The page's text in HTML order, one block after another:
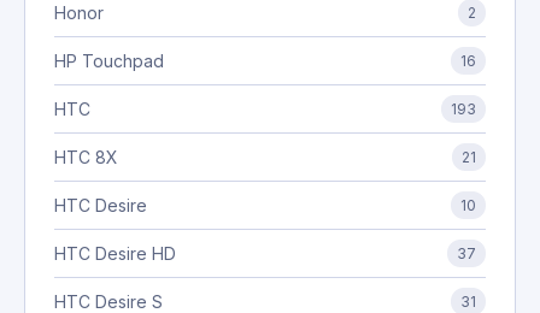
Honor 2
HP Touchpad 16
HTC 193
HTC 8X 21
HTC Desire 10
HTC Desire HD 37
HTC Desire S 31